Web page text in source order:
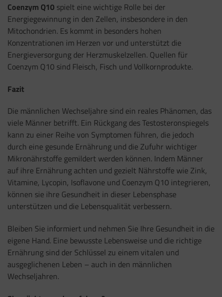
Coenzym Q10 spielt eine wichtige Rolle bei der
Energiegewinnung in den Zellen, insbesondere in den
Mitochondrien. Es kommt in besonders hohen
Konzentrationen im Herzen vor und unterstützt die
Energieversorgung der Herzmuskelzellen. Quellen für
Coenzym Q10 sind Fleisch, Fisch und Vollkornprodukte.
Fazit
Die männlichen Wechseljahre sind ein reales Phänomen, das
viele Männer betrifft. Ein Rückgang des Testosteronspiegels
kann zu einer Reihe von Symptomen führen, die jedoch
durch eine gesunde Ernährung und die Zufuhr wichtiger
Mikronährstoffe gemildert werden können. Indem Männer
auf ihre Ernährung achten und gezielt Nährstoffe wie Zink,
Vitamine, Lycopin, Isoflavone und Coenzym Q10 integrieren,
können sie ihre Gesundheit in dieser Lebensphase
unterstützen und die Lebensqualität verbessern.
Bleiben Sie informiert und nehmen Sie Ihre Gesundheit in die
eigene Hand. Eine bewusste Lebensweise und die richtige
Ernährung sind der Schlüssel zu einem vitalen und
ausgeglichenen Leben – auch in den männlichen
Wechseljahren.